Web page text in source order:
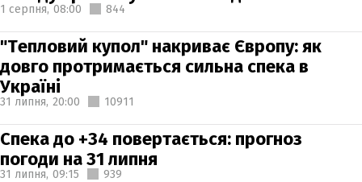
1 серпня, 08:00 844
"Тепловий купол" накриває Європу: як
довго протримається сильна спека в
Україні
31 липня, 20:00 10911
Спека до +34 повертається: прогноз
погоди на 31 липня
31 липня, 09:15 939